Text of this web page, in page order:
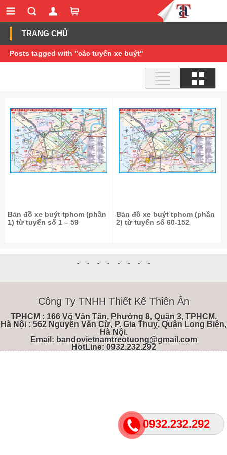
TRANG CHỦ
Posts tagged with "các tuyến xe buýt"
Bản đồ xe buýt tphcm (phần
1) từ tuyến số 1 – 59
Bản đồ xe buýt tphcm (phần
2) từ tuyến số 60-152
- - - - - - - -
Công Ty TNHH Thiết Kế Thiên Ân
TPHCM : 166 Võ Văn Tần, Phường 8, Quận 3, TPHCM.
Hà Nội : 562 Nguyễn Văn Cừ, P. Gia Thuỵ, Quận Long Biên,
Hà Nội.
Email : bandovietnamtreotuong@gmail.com
HotLine: 0932.232.292
0932.232.292